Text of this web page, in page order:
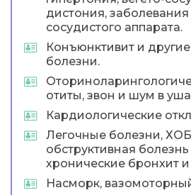
дистония,
сосудистого аппарата.
Конъюнктивит и
болезни.
отиты, звон и шум в
Кардиологические
Легочные болезни,
обструктивная болезнь
хронические бронхит и
Насморк,